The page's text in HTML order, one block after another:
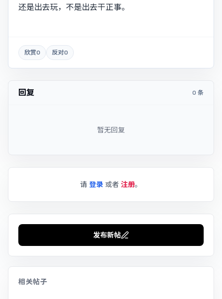
还是出去玩，不是出去干正事。
欣赏0 反对0
回复 0 条
暂无回复
请 登录 或者 注册。
发布新帖
相关帖子